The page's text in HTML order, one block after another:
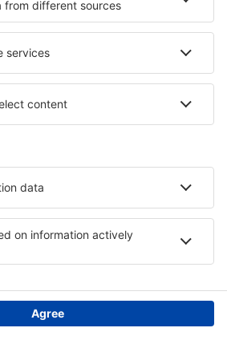
Países
web internacionales
eDestinos.com